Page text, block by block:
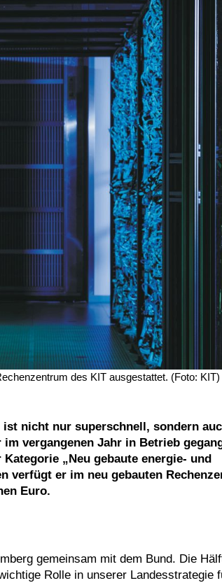
des KIT ausgestattet. (Foto: KIT)
nicht nur superschnell, sondern
vergangenen Jahr in Betrieb
„Neu gebaute energie- und
verfügt er im neu gebauten
Euro.
gemeinsam mit dem Bund. Die
Rolle in unserer Landesstrategie